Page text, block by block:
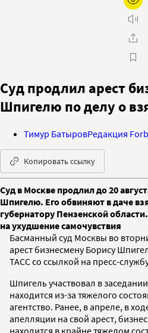
Суд продлил арест
Шпигелю по делу о
Тимур БатыровРедакция
Копировать ссылку
Суд в Москве продлил до 20
Шпигелю. Его обвиняют в даче
губернатору Пензенской
на ухудшение самочувствия
Басманный суд Москвы во
арест бизнесмену Борису
ТАСС со ссылкой на пресс-
Шпигель участвовал в
находится из-за тяжелого
агентство. Ранее, в апреле, в
апелляции на свой арест,
находится в крайне тяжелом